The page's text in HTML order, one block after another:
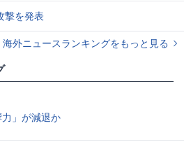
撃を発表
海外ニュースランキングをもっと見る
」が減退か